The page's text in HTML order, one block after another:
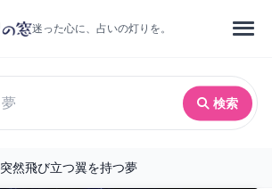
迷った心に、占いの灯りを。
検索
突然飛び立つ翼を持つ夢